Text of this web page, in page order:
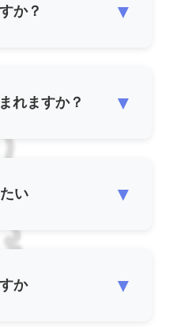
か？ ▼
れますか？ ▼
い ▼
か ▼